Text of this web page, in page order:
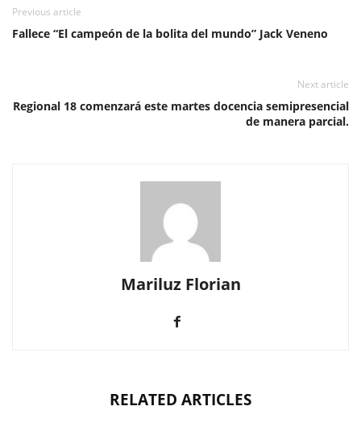
Previous article
Fallece “El campeón de la bolita del mundo” Jack Veneno
Next article
Regional 18 comenzará este martes docencia semipresencial
de manera parcial.
Mariluz Florian
RELATED ARTICLES